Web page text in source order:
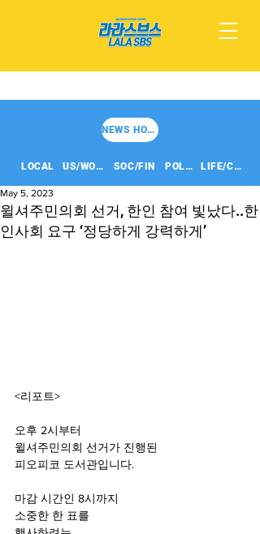
NEWS HOME
LOCAL US/WORLD SOC/FIN POLITICS LIFE/CULT
윌셔주민의회 선거, 한인 참여 빛났다..한
인사회 요구 ‘정당하게 강력하게’
May 5, 2023
<리포트>
오후 2시부터
윌셔주민의회 선거가 진행된
피오피코 도서관입니다.
마감 시간인 8시까지
소중한 한 표를